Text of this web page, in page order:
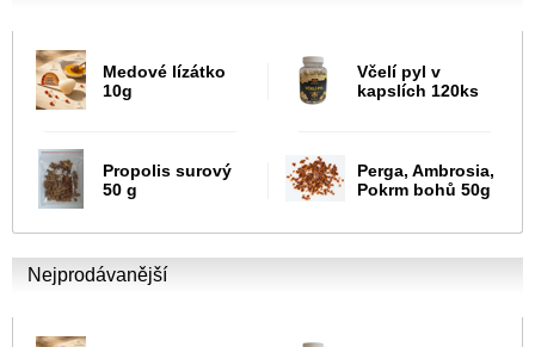
Medové lízátko
10g
Včelí pyl v
kapslích 120ks
Propolis surový
50 g
Perga, Ambrosia,
Pokrm bohů 50g
Nejprodávanější